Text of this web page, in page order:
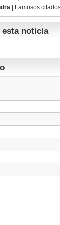
| Famosos
esta noticia